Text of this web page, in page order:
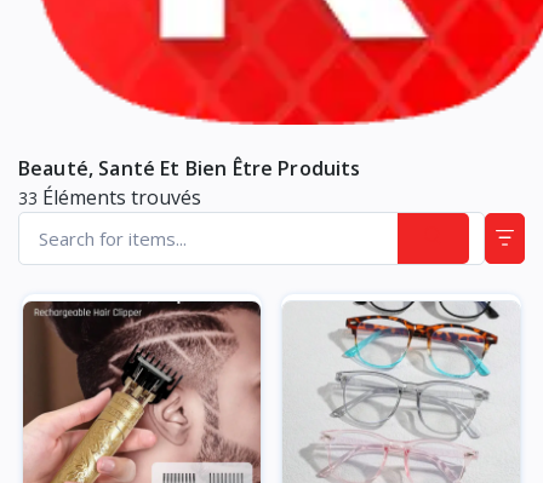
Beauté, Santé Et Bien Être Produits
33 Éléments trouvés